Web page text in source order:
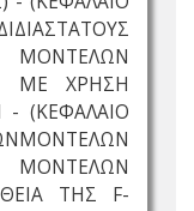
ΜΕ ΧΡΗΣΗ
(ΚΕΦΑΛΑΙΟ
ΤΗΣ F-